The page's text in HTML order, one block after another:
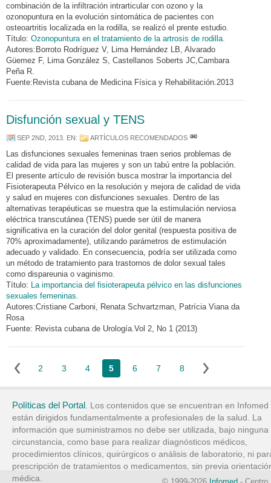
combinación de la infiltración intrarticular con ozono y la
ozonopuntura en la evolución sintomática de pacientes con
osteoartritis localizada en la rodilla, se realizó el prente estudio.
Título: Ozonopuntura en el tratamiento de la artrosis de rodilla.
Autores:Borroto Rodríguez V, Lima Hernández LB, Alvarado
Güemez F, Lima González S, Castellanos Soberts JC,Cambara
Peña R.
Fuente:Revista cubana de Medicina Física y Rehabilitación.2013
Disfunción sexual y TENS
SEP 2ND, 2013 . EN: ARTÍCULOS RECOMENDADOS
Las disfunciones sexuales femeninas traen serios problemas de
calidad de vida para las mujeres y son un tabú entre la población.
El presente artículo de revisión busca mostrar la importancia del
Fisioterapeuta Pélvico en la resolución y mejora de calidad de vida
y salud en mujeres con disfunciones sexuales. Dentro de las
alternativas terapéuticas se muestra que la estimulación nerviosa
eléctrica transcutánea (TENS) puede ser útil de manera
significativa en la curación del dolor genital (respuesta positiva de
70% aproximadamente), utilizando parámetros de estimulación
adecuado y validado. En consecuencia, podría ser utilizada como
un método de tratamiento para trastornos de dolor sexual tales
como dispareunia o vaginismo.
Título: La importancia del fisioterapeuta pélvico en las disfunciones
sexuales femeninas.
Autores:Cristiane Carboni, Renata Schvartzman, Patrícia Viana da
Rosa
Fuente: Revista cubana de Urología.Vol 2, No 1 (2013)
2 3 4 5 6 7 8
Políticas del Portal. Los contenidos que se encuentran en Infomed
están dirigidos fundamentalmente a profesionales de la salud. La
información que suministramos no debe ser utilizada, bajo ninguna
circunstancia, como base para realizar diagnósticos médicos,
procedimientos clínicos, quirúrgicos o análisis de laboratorio, ni
prescripción de tratamientos o medicamentos, sin previa
médica.